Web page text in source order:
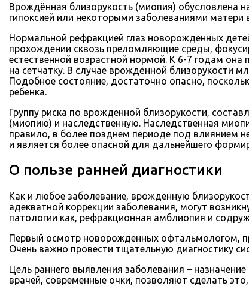
Врождённая близорукость (миопия) обусловлена
гипоксией или некоторыми заболеваниями матери
Нормальной рефракцией глаз новорожденных
прохождении сквозь преломляющие среды,
естественной возрастной нормой. К 6-7 годам она
на сетчатку. В случае врождённой близорукости
Подобное состояние, достаточно опасно,
ребенка.
Группу риска по врожденной близорукости,
(миопию) и наследственную. Наследственная
правило, в более позднем периоде под влиянием
и является более опасной для дальнейшего
О пользе ранней диагностики
Как и любое заболевание, врожденную
адекватной коррекции заболевания, могут
патологии как, рефракционная амблиопия и
Первый осмотр новорожденных офтальмологом,
Очень важно провести тщательную диагностику
Цель раннего выявления заболевания –
врачей, современные очки, позволяют сделать